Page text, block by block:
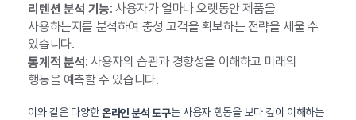
리텐션 분석 기능: 사용자가 얼마나 오랫동안 제품을
사용하는지를 분석하여 충성 고객을 확보하는 전략을 세울 수
있습니다.
통계적 분석: 사용자의 습관과 경향성을 이해하고 미래의
행동을 예측할 수 있습니다.
이와 같은 다양한온라인 분석 도구는 사용자 행동을 보다 깊이 이해하는